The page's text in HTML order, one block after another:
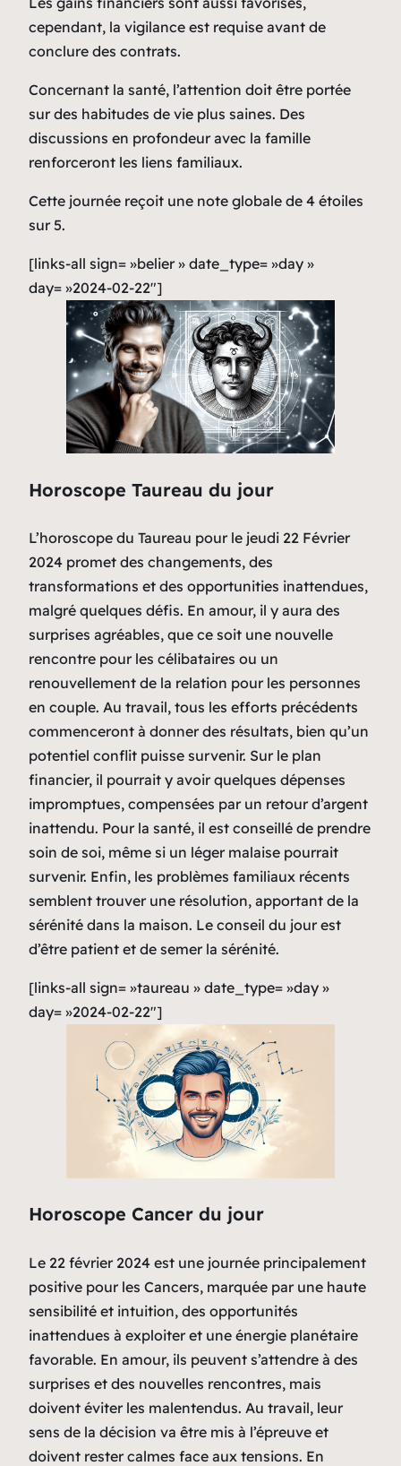
cependant, la vigilance est requise avant de
conclure des contrats.
Concernant la santé, l’attention doit être portée
sur des habitudes de vie plus saines. Des
discussions en profondeur avec la famille
renforceront les liens familiaux.
Cette journée reçoit une note globale de 4 étoiles
sur 5.
[links-all sign= »belier » date_type= »day »
day= »2024-02-22″]
Horoscope Taureau du jour
L’horoscope du Taureau pour le jeudi 22 Février
2024 promet des changements, des
transformations et des opportunities inattendues,
malgré quelques défis. En amour, il y aura des
surprises agréables, que ce soit une nouvelle
rencontre pour les célibataires ou un
renouvellement de la relation pour les personnes
en couple. Au travail, tous les efforts précédents
commenceront à donner des résultats, bien qu’un
potentiel conflit puisse survenir. Sur le plan
financier, il pourrait y avoir quelques dépenses
impromptues, compensées par un retour d’argent
inattendu. Pour la santé, il est conseillé de prendre
soin de soi, même si un léger malaise pourrait
survenir. Enfin, les problèmes familiaux récents
semblent trouver une résolution, apportant de la
sérénité dans la maison. Le conseil du jour est
d’être patient et de semer la sérénité.
[links-all sign= »taureau » date_type= »day »
day= »2024-02-22″]
Horoscope Cancer du jour
Le 22 février 2024 est une journée principalement
positive pour les Cancers, marquée par une haute
sensibilité et intuition, des opportunités
inattendues à exploiter et une énergie planétaire
favorable. En amour, ils peuvent s’attendre à des
surprises et des nouvelles rencontres, mais
doivent éviter les malentendus. Au travail, leur
sens de la décision va être mis à l’épreuve et
doivent rester calmes face aux tensions. En